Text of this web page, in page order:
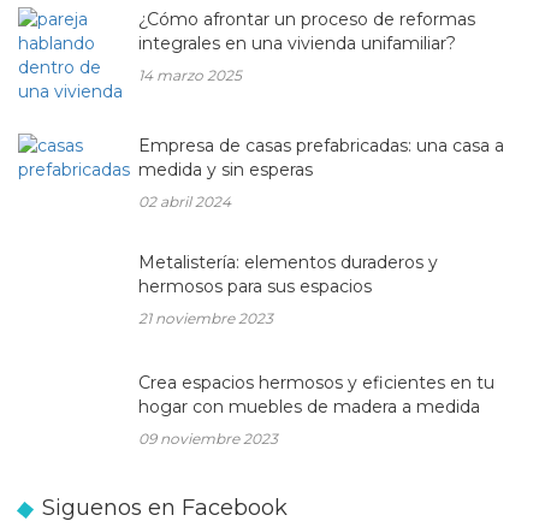
¿Cómo afrontar un proceso de reformas
integrales en una vivienda unifamiliar?
14 marzo 2025
Empresa de casas prefabricadas: una casa a
medida y sin esperas
02 abril 2024
Metalistería: elementos duraderos y
hermosos para sus espacios
21 noviembre 2023
Crea espacios hermosos y eficientes en tu
hogar con muebles de madera a medida
09 noviembre 2023
Siguenos en Facebook